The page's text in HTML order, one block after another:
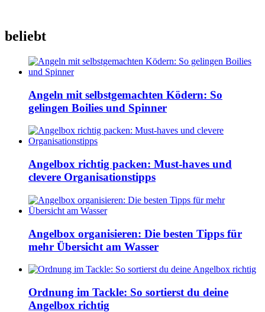
beliebt
Angeln mit selbstgemachten Ködern: So
gelingen Boilies und Spinner
Angelbox richtig packen: Must-haves und
clevere Organisationstipps
Angelbox organisieren: Die besten Tipps für
mehr Übersicht am Wasser
Ordnung im Tackle: So sortierst du deine
Angelbox richtig